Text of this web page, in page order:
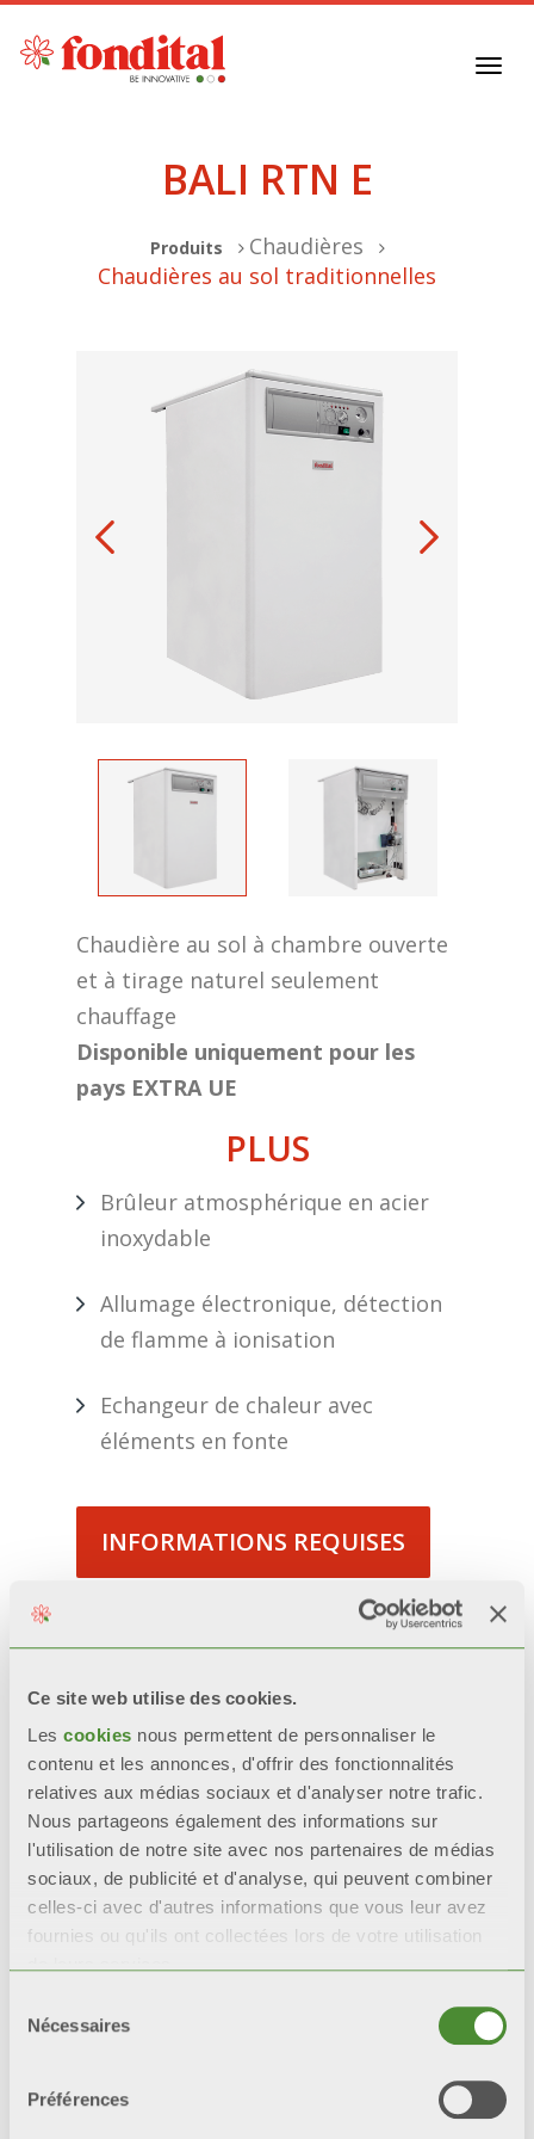
Ce site web utilise des cookies.
Les cookies nous permettent de personnaliser le
contenu et les annonces, d'offrir des fonctionnalités
relatives aux médias sociaux et d'analyser notre trafic.
Nous partageons également des informations sur
l'utilisation de notre site avec nos partenaires de médias
sociaux, de publicité et d'analyse, qui peuvent combiner
celles-ci avec d'autres informations que vous leur avez
fournies ou qu'ils ont collectées lors de votre utilisation
Nécessaires
Préférences
BALI RTN E
Produits
Chaudières
Chaudières au sol traditionnelles
Chaudière au sol à chambre ouverte
et à tirage naturel seulement
chauffage
Disponible uniquement pour les
pays EXTRA UE
PLUS
Brûleur atmosphérique en acier
inoxydable
Allumage électronique, détection
de flamme à ionisation
Echangeur de chaleur avec
éléments en fonte
INFORMATIONS REQUISES
Description
Données techniques
Documentation
CARACTÉRISTIQUES
Prédisposition pour le